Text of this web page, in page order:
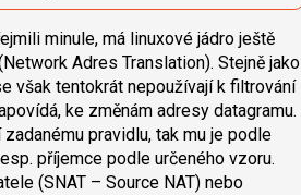
minule, má linuxové jádro ještě
Adres Translation). Stejně jako
však tentokrát nepoužívají k filtrování
ke změnám adresy datagramu.
pravidlu, tak mu je podle
příjemce podle určeného vzoru.
(SNAT – Source NAT) nebo